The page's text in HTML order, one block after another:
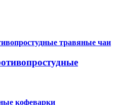
кофеварки